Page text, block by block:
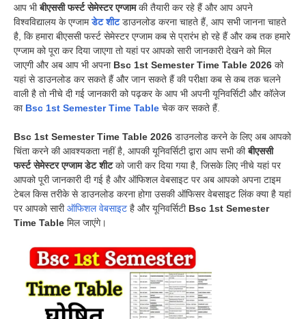
आप भीबीएससी फर्स्ट सेमेस्टर एग्जामकी तैयारी कर रहे हैं और आप अपने
विश्वविद्यालय के एग्जामडेट शीटडाउनलोड करना चाहते हैं, आप सभी जानना चाहते
है, कि हमारा बीएससी फर्स्ट सेमेस्टर एग्जाम कब से प्रारंभ हो रहे हैं और कब तक हमारे
एग्जाम को पूरा कर दिया जाएगा तो यहां पर आपको सारी जानकारी देखने को मिल
जाएगी और अब आप भी अपना Bsc 1st Semester Time Table 2026 को
यहां से डाउनलोड कर सकते हैं और जान सकते हैं की परीक्षा कब से कब तक चलने
वाली है तो नीचे दी गई जानकारी को पढ़कर के आप भी अपनी यूनिवर्सिटी और कॉलेज
का Bsc 1st Semester Time Table चेक कर सकते हैं.
Bsc 1st Semester Time Table 2026 डाउनलोड करने के लिए अब आपको
चिंता करने की आवश्यकता नहीं है, आपकी यूनिवर्सिटी द्वारा आप सभी कीबीएससी
फर्स्ट सेमेस्टर एग्जाम डेट शीटको जारी कर दिया गया है, जिसके लिए नीचे यहां पर
आपको पूरी जानकारी दी गई है और ऑफिशल वेबसाइट पर अब आपको अपना टाइम
टेबल किस तरीके से डाउनलोड करना होगा उसकी ऑफिसर वेबसाइट लिंक क्या है यहां
पर आपको सारीऑफिशल वेबसाइट है और यूनिवर्सिटी Bsc 1st Semester
Time Table मिल जाएंगे।